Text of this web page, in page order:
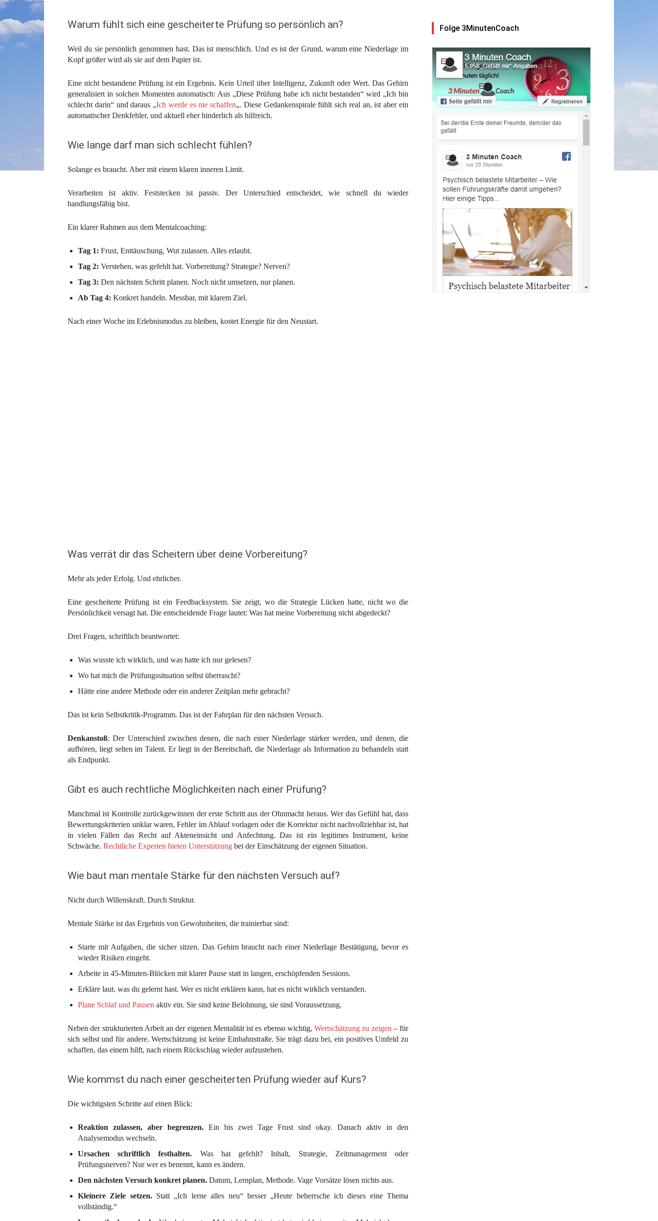
Warum fühlt sich eine gescheiterte Prüfung so persönlich an?
Weil du sie persönlich genommen hast. Das ist menschlich. Und es ist der Grund, warum eine Niederlage im
Kopf größer wird als sie auf dem Papier ist.
Eine nicht bestandene Prüfung ist ein Ergebnis. Kein Urteil über Intelligenz, Zukunft oder Wert. Das Gehirn
generalisiert in solchen Momenten automatisch: Aus „Diese Prüfung habe ich nicht bestanden“ wird „Ich bin
schlecht darin“ und daraus „Ich werde es nie schaffen„. Diese Gedankenspirale fühlt sich real an, ist aber ein
automatischer Denkfehler, und aktuell eher hinderlich als hilfreich.
Wie lange darf man sich schlecht fühlen?
Solange es braucht. Aber mit einem klaren inneren Limit.
Verarbeiten ist aktiv. Feststecken ist passiv. Der Unterschied entscheidet, wie schnell du wieder
handlungsfähig bist.
Ein klarer Rahmen aus dem Mentalcoaching:
Tag 1: Frust, Enttäuschung, Wut zulassen. Alles erlaubt.
Tag 2: Verstehen, was gefehlt hat. Vorbereitung? Strategie? Nerven?
Tag 3: Den nächsten Schritt planen. Noch nicht umsetzen, nur planen.
Ab Tag 4: Konkret handeln. Messbar, mit klarem Ziel.
Nach einer Woche im Erlebnismodus zu bleiben, kostet Energie für den Neustart.
Was verrät dir das Scheitern über deine Vorbereitung?
Mehr als jeder Erfolg. Und ehrlicher.
Eine gescheiterte Prüfung ist ein Feedbacksystem. Sie zeigt, wo die Strategie Lücken hatte, nicht wo die
Persönlichkeit versagt hat. Die entscheidende Frage lautet: Was hat meine Vorbereitung nicht abgedeckt?
Drei Fragen, schriftlich beantwortet:
Was wusste ich wirklich, und was hatte ich nur gelesen?
Wo hat mich die Prüfungssituation selbst überrascht?
Hätte eine andere Methode oder ein anderer Zeitplan mehr gebracht?
Das ist kein Selbstkritik-Programm. Das ist der Fahrplan für den nächsten Versuch.
Denkanstoß: Der Unterschied zwischen denen, die nach einer Niederlage stärker werden, und denen, die
aufhören, liegt selten im Talent. Er liegt in der Bereitschaft, die Niederlage als Information zu behandeln statt
als Endpunkt.
Gibt es auch rechtliche Möglichkeiten nach einer Prüfung?
Manchmal ist Kontrolle zurückgewinnen der erste Schritt aus der Ohnmacht heraus. Wer das Gefühl hat, dass
Bewertungskriterien unklar waren, Fehler im Ablauf vorlagen oder die Korrektur nicht nachvollziehbar ist, hat
in vielen Fällen das Recht auf Akteneinsicht und Anfechtung. Das ist ein legitimes Instrument, keine
Schwäche. Rechtliche Experten bieten Unterstützung bei der Einschätzung der eigenen Situation.
Wie baut man mentale Stärke für den nächsten Versuch auf?
Nicht durch Willenskraft. Durch Struktur.
Mentale Stärke ist das Ergebnis von Gewohnheiten, die trainierbar sind:
Starte mit Aufgaben, die sicher sitzen. Das Gehirn braucht nach einer Niederlage Bestätigung, bevor es
wieder Risiken eingeht.
Arbeite in 45-Minuten-Blöcken mit klarer Pause statt in langen, erschöpfenden Sessions.
Erkläre laut, was du gelernt hast. Wer es nicht erklären kann, hat es nicht wirklich verstanden.
Plane Schlaf und Pausen aktiv ein. Sie sind keine Belohnung, sie sind Voraussetzung.
Neben der strukturierten Arbeit an der eigenen Mentalität ist es ebenso wichtig, Wertschätzung zu zeigen – für
sich selbst und für andere. Wertschätzung ist keine Einbahnstraße. Sie trägt dazu bei, ein positives Umfeld zu
schaffen, das einem hilft, nach einem Rückschlag wieder aufzustehen.
Wie kommst du nach einer gescheiterten Prüfung wieder auf Kurs?
Die wichtigsten Schritte auf einen Blick:
Reaktion zulassen, aber begrenzen. Ein bis zwei Tage Frust sind okay. Danach aktiv in den
Analysemodus wechseln.
Ursachen schriftlich festhalten. Was hat gefehlt? Inhalt, Strategie, Zeitmanagement oder
Prüfungsnerven? Nur wer es benennt, kann es ändern.
Den nächsten Versuch konkret planen. Datum, Lernplan, Methode. Vage Vorsätze lösen nichts aus.
Kleinere Ziele setzen.Statt „Ich lerne alles neu“ besser „Heute beherrsche ich dieses eine Thema
vollständig.“
Folge 3MinutenCoach